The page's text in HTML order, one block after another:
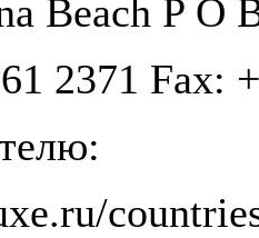
Beach P O
2371 Fax: